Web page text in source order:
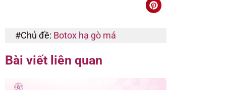
#Chủ đề: Botox hạ gò má
Bài viết liên quan